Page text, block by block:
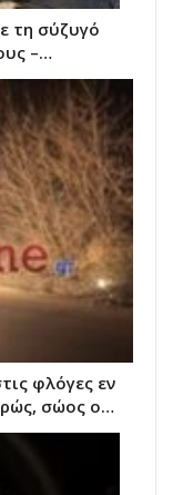
τη σύζυγό
–…
φλόγες εν
σώος ο…